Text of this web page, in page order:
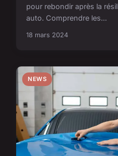
pour rebondir après la
auto. Comprendre les...
18 mars 2024
NEWS